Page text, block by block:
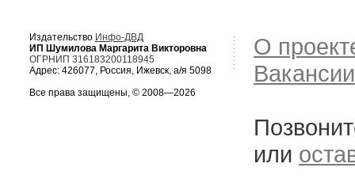
Издательство Инфо-ДВД
ИП Шумилова Маргарита Викторовна
ОГРНИП 316183200118945
Адрес: 426077, Россия, Ижевск, а/я 5098
Все права защищены, © 2008—2026
О
Вакансии
или